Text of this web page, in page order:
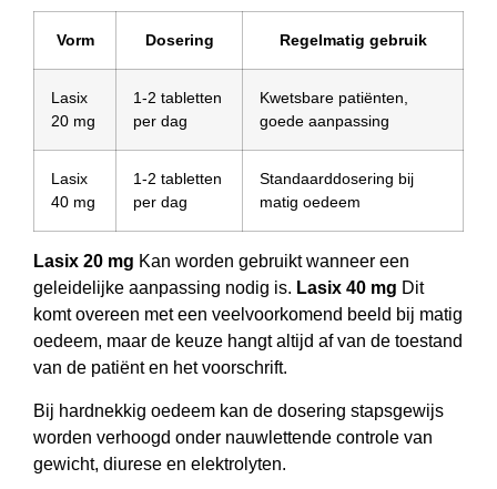
Vorm Dosering Regelmatig gebruik
Lasix
20 mg
1-2 tabletten
per dag
Kwetsbare patiënten,
goede aanpassing
Lasix
40 mg
1-2 tabletten
per dag
Standaarddosering bij
matig oedeem
Lasix 20 mg Kan worden gebruikt wanneer een
geleidelijke aanpassing nodig is. Lasix 40 mg Dit
komt overeen met een veelvoorkomend beeld bij matig
oedeem, maar de keuze hangt altijd af van de toestand
van de patiënt en het voorschrift.
Bij hardnekkig oedeem kan de dosering stapsgewijs
worden verhoogd onder nauwlettende controle van
gewicht, diurese en elektrolyten.